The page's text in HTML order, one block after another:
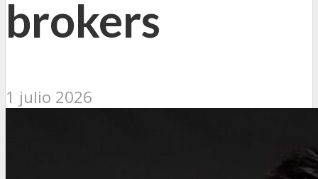
brokers
1 julio 2026